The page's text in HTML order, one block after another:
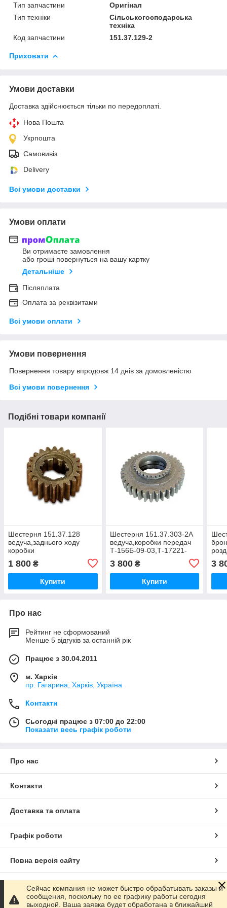
Тип запчастини
Оригінал
Тип техніки
Сільськогосподарська
техніка
Код запчастини
151.37.129-2
Приховати
Умови доставки
Доставка здійснюється тільки по передоплаті.
Нова Пошта
Укрпошта
Самовивіз
Delivery
Всі умови доставки
Умови оплати
Ви отримаєте замовлення
або гроші повернуться на вашу картку
Детальніше
Післяплата
Оплата за реквізитами
Всі умови оплати
Умови повернення
Повернення товару впродовж 14 днів за домовленістю
Всі умови повернення
Подібні товари компанії
Шестерня 151.37.128
ведуча,заднього ходу
коробки
Т-151,Т-150Г,Т-156Б-09-
03, Т-17221-06
1 800 ₴
Купити
Шестерня 151.37.303-2А
ведуча,коробки передач
Т-156Б-09-03,Т-17221-
06,ХТЗ-181, ХТЗ-150К-09-
25
3 800₴
Купити
3
Про нас
Рейтинг не сформований
Менше 5 відгуків за останній рік
Працює з 30.04.2011
м. Харків
пр. Гагарина, Харків, Україна
Контакти
Сьогодні працює з 07:00 до 22:00
Показати весь графік роботи
Про нас
Контакти
Доставка та оплата
Графік роботи
Повна версія сайту
Сайт створено на маркетплейсі Prom.ua
Сейчас компания не может быстро обрабатывать заказы и
сообщения, поскольку по ее графику работы сегодня
выходной. Ваша заявка будет обработана в ближайший